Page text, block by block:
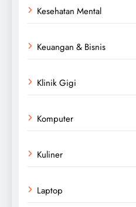
Kesehatan Mental
Keuangan & Bisnis
Klinik Gigi
Komputer
Kuliner
Laptop